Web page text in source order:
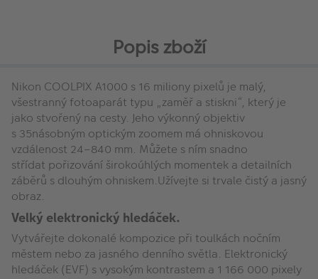
Popis zboží
Nikon COOLPIX A1000 s 16 miliony pixelů je malý,
všestranný fotoaparát typu „zaměř a stiskni“, který je
jako stvořený na cesty. Jeho výkonný objektiv
s 35násobným optickým zoomem má ohniskovou
vzdálenost 24–840 mm. Můžete s ním snadno
střídat pořizování širokoúhlých momentek a detailních
záběrů s dlouhým ohniskem.Užívejte si trvale čistý a jasný
obraz.
Velký elektronický hledáček.
Vytvářejte dokonalé kompozice při toulkách nočním
městem nebo za jasného denního světla. Elektronický
hledáček (EVF) s vysokým kontrastem a 1 166 000 pixely